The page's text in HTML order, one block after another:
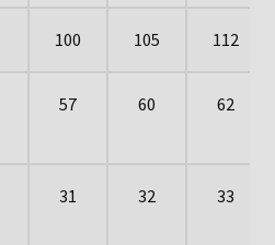
100 105 112
57 60 62
31 32 33